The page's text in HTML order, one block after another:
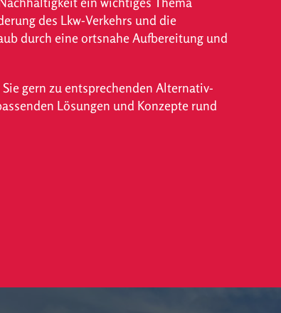
des Lkw-Verkehrs und die
durch eine ortsnahe Auf­bereitung und
gern zu entsprechenden Alternativ­
Lösungen und Konzepte rund